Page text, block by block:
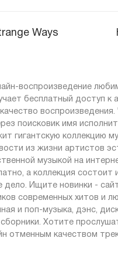
Ways
воспроизведение
бесплатный доступ к
поисковик имя
гигантскую коллекцию
из жизни артистов
музыкой на
а коллекция
дело. Ищите новинки -
современных хитов и
и поп-музыка, дэнс,
Хотите
отменным качеством